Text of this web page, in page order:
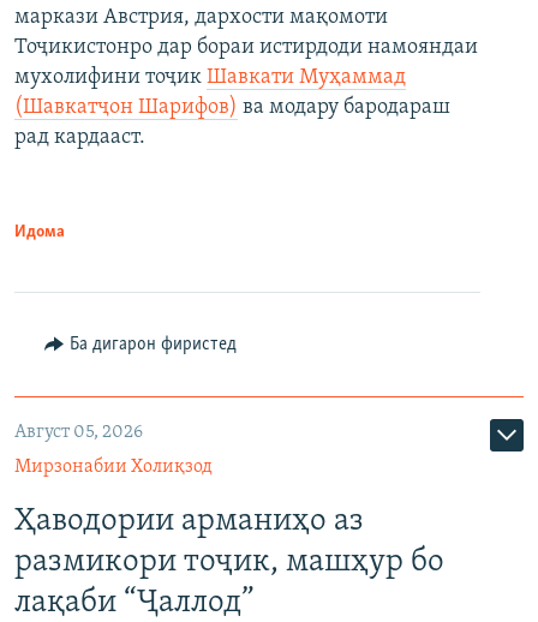
маркази Австрия, дархости мақомоти
Тоҷикистонро дар бораи истирдоди намояндаи
мухолифини тоҷик Шавкати Муҳаммад
(Шавкатҷон Шарифов) ва модару бародараш
рад кардааст.
Идома
Ба дигарон фиристед
Август 05, 2026
Мирзонабии Холиқзод
Ҳаводории арманиҳо аз
размикори тоҷик, машҳур бо
лақаби “Ҷаллод”